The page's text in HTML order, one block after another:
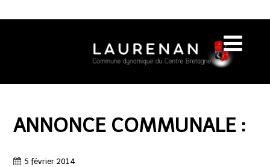
ANNONCE COMMUNALE :
5 février 2014